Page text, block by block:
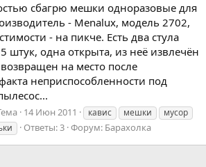
сбагрю мешки одноразовые для
- Menalux, модель 2702,
- на пикче. Есть два стула
штук, одна открыта, из неё извлечён
на место после
неприспособленности под
14 Июн 2011 кавис мешки
мусор
Ответы: 3 Форум: Барахолка